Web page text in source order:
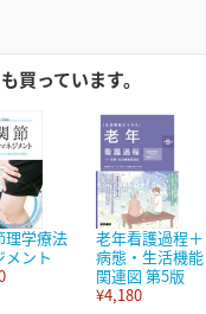
買っています。
理学療法
メント
老年看護過程＋
病態・生活機能
関連図 第5版
¥4,180